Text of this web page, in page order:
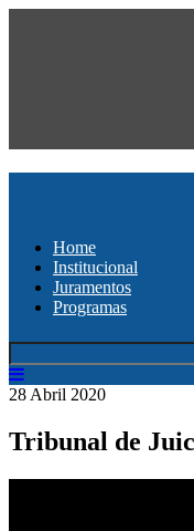
Home
Institucional
Juramentos
Programas
28 Abril 2020
Tribunal de